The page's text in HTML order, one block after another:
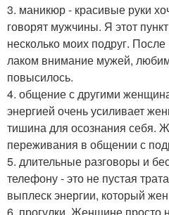
3. маникюр - красивые руки
говорят мужчины. Я этот
несколько моих подруг.
лаком внимание мужей,
повысилось.
4. общение с другими
энергией очень усиливает
тишина для осознания себя.
переживания в общении с
5. длительные разговоры и
телефону - это не пустая
выплеск энергии, который
6. прогулки. Женщине просто